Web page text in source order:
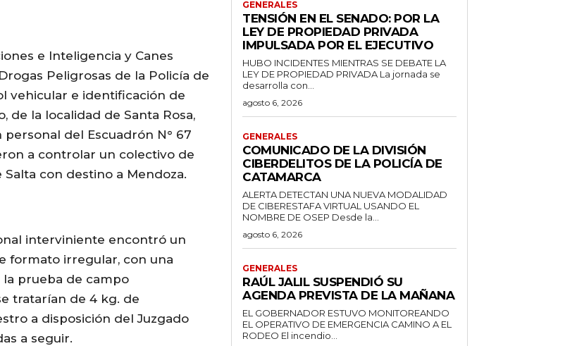
e Inteligencia y Canes
Peligrosas de la Policía de
vehicular e identificación de
de la localidad de Santa Rosa,
del Escuadrón N° 67
a controlar un colectivo de
con destino a Mendoza.
interviniente encontró un
formato irregular, con una
la prueba de campo
tratarían de 4 kg. de
a disposición del Juzgado
a seguir.
GENERALES
TENSIÓN EN EL SENADO: POR LA
LEY DE PROPIEDAD PRIVADA
IMPULSADA POR EL EJECUTIVO
HUBO INCIDENTES MIENTRAS SE DEBATE LA
LEY DE PROPIEDAD PRIVADA La jornada se
desarrolla con...
agosto 6, 2026
GENERALES
COMUNICADO DE LA DIVISIÓN
CIBERDELITOS DE LA POLICÍA DE
CATAMARCA
ALERTA DETECTAN UNA NUEVA MODALIDAD
DE CIBERESTAFA VIRTUAL USANDO EL
NOMBRE DE OSEP Desde la...
agosto 6, 2026
GENERALES
RAÚL JALIL SUSPENDIÓ SU
AGENDA PREVISTA DE LA MAÑANA
EL GOBERNADOR ESTUVO MONITOREANDO
EL OPERATIVO DE EMERGENCIA CAMINO A EL
RODEO El incendio...